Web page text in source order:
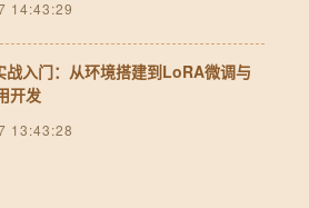
14:43:29
战入门：从环境搭建到LoRA微调与
开发
13:43:28